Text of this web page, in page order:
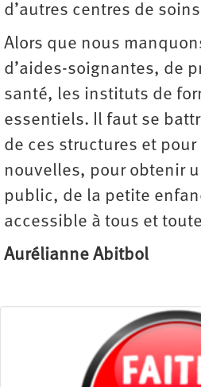
d’autres centres de
Alors que nous
d’aides-soignantes, de
santé, les instituts de
essentiels. Il faut se
de ces structures et pour
nouvelles, pour obtenir
public, de la petite
accessible à tous et
Aurélianne Abitbol